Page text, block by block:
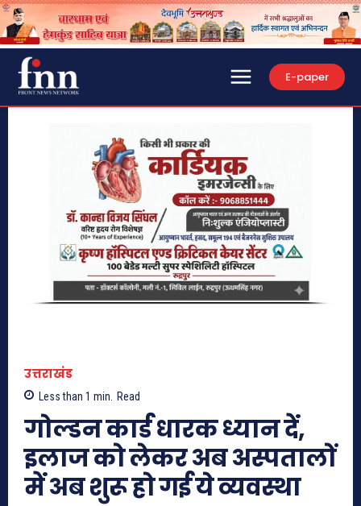
E-paper
उत्तराखंड
Less than 1 min. Read
गोल्डन कार्ड धारक ध्यान दें,
इलाज को लेकर अब अस्पतालों
में अब शुरू हो गई ये व्यवस्था